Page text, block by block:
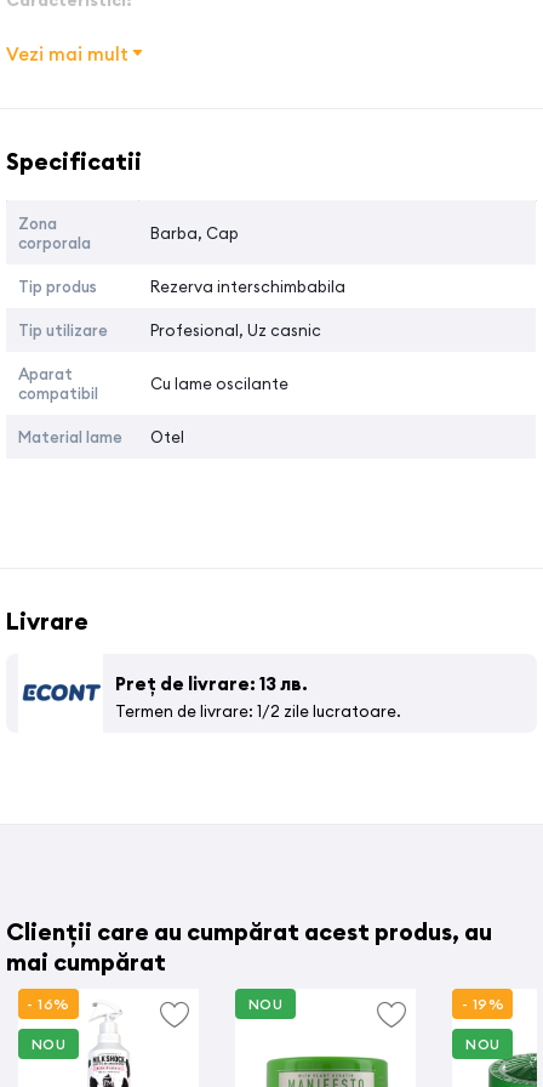
Material: Otel carbon
Instructiuni de utilizare:
Folositi acest cuțit de mare precizie si de inalta calitate cu
atentia si grija necesara si veti asigura multi ani de
functionare corecta
Indepartati cuțitul de pe aparatul de tuns desfacand cele
doua suruburi
Montati cuțitul nou pe aparatul de tuns
curatare
masinii de tuns
Nu bagati cuțitul in apa sau in alte lichide.
Folositi cuțitul conform instructiunilor de utilizare.Verificati
intotdeauna daca cuțitul aparatului este in stare buna
inainte de a folosi aparatul. Nu il utilizati daca prezinta
semne de defectiuni sau daca a fost scapat pe jos.
IMPORTANT! Opriti intotdeauna aparatul cand nu il utilizati
Vezi mai mult
Specificatii
Zona
corporala
Barba, Cap
Tip produs Rezerva interschimbabila
Tip utilizare Profesional, Uz casnic
Aparat
compatibil
Cu lame oscilante
Material lame Otel
Livrare
Preț de livrare: 13 лв.
Termen de livrare: 1/2 zile lucratoare.
Clienții care au cumpărat acest produs, au
mai cumpărat
- 16%
NOU
NOU - 19%
NOU